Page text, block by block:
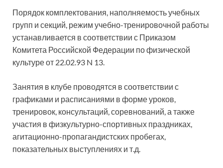
Порядок комплектования, наполняемость учебных
групп и секций, режим учебно-тренировочной работы
устанавливается в соответствии с Приказом
Комитета Российской Федерации по физической
культуре от 22.02.93 N 13.
Занятия в клубе проводятся в соответствии с
графиками и расписаниями в форме уроков,
тренировок, консультаций, соревнований, а также
участия в физкультурно-спортивных праздниках,
агитационно-пропагандистских пробегах,
показательных выступлениях и т.д.